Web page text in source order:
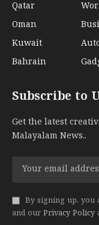
Qatar
Oman
Kuwait
Bahrain
Subscribe to
Get the latest
Malayalam News..
By signing up, you
and our Privacy Policy